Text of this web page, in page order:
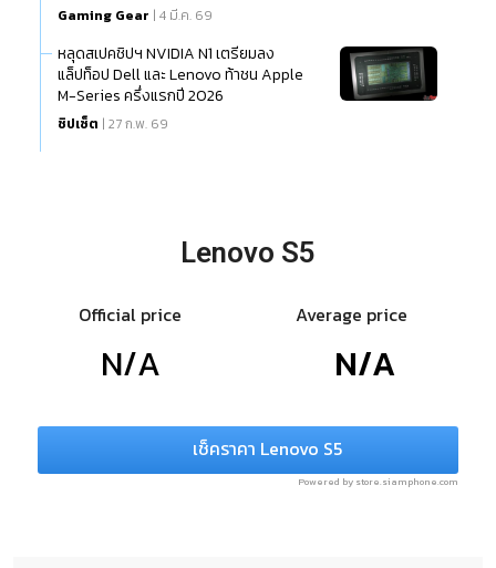
Gaming Gear | 4 มี.ค. 69
หลุดสเปคชิปฯ NVIDIA N1 เตรียมลง
แล็ปท็อป Dell และ Lenovo ท้าชน Apple
M-Series ครึ่งแรกปี 2026
ชิปเซ็ต | 27 ก.พ. 69
Lenovo S5
Official price
N/A
Average price
N/A
เช็คราคา Lenovo S5
Powered by store.siamphone.com